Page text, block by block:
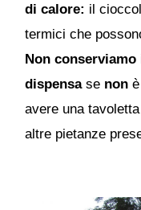
di calore: il
termici che
Non conserviamo
dispensase non è
avere una
altre pietanze